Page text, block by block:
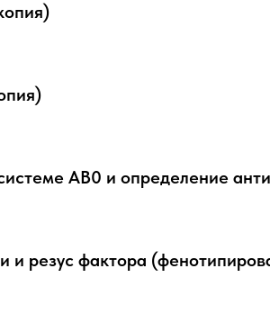
AB0 и определение
и резус фактора